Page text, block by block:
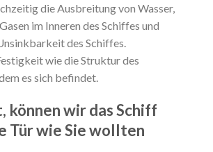
die Ausbreitung von Wasser,
im Inneren des Schiffes und
des Schiffes.
wie die Struktur des
es sich befindet.
können wir das Schiff
Tür wie Sie wollten